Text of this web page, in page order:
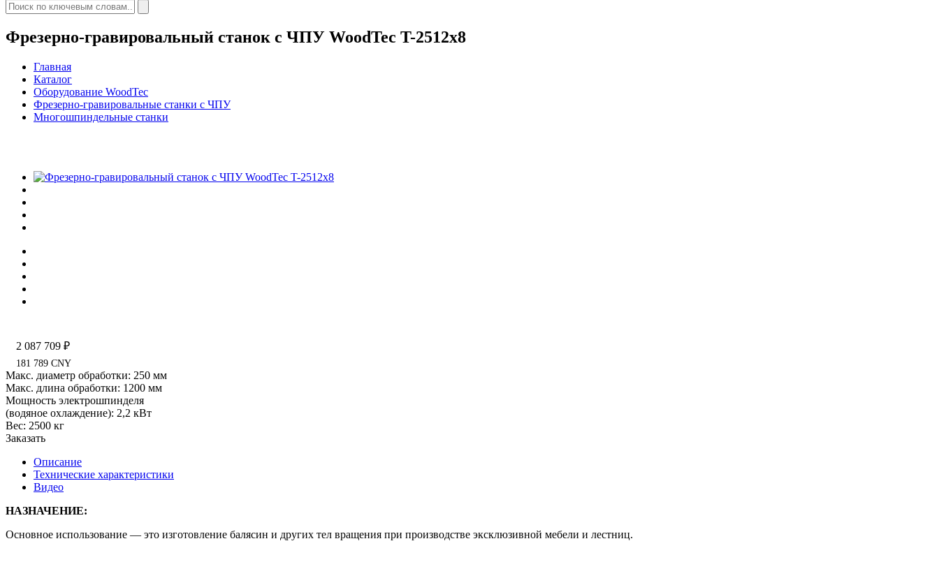
Фрезерно-гравировальный станок с ЧПУ WoodTec T-2512x8
Главная
Каталог
Оборудование WoodTec
Фрезерно-гравировальные станки с ЧПУ
Многошпиндельные станки
2 087 709 ₽
181 789 CNY
Макс. диаметр обработки: 250 мм
Макс. длина обработки: 1200 мм
Мощность электрошпинделя
(водяное охлаждение): 2,2 кВт
Вес: 2500 кг
Заказать
Описание
Технические характеристики
Видео
НАЗНАЧЕНИЕ:
Основное использование — это изготовление балясин и других тел вращения при производстве эксклюзивной мебели и лестниц.